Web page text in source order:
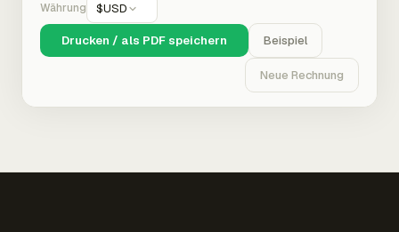
Währung $USD
Drucken / als PDF speichern Beispiel
Neue Rechnung